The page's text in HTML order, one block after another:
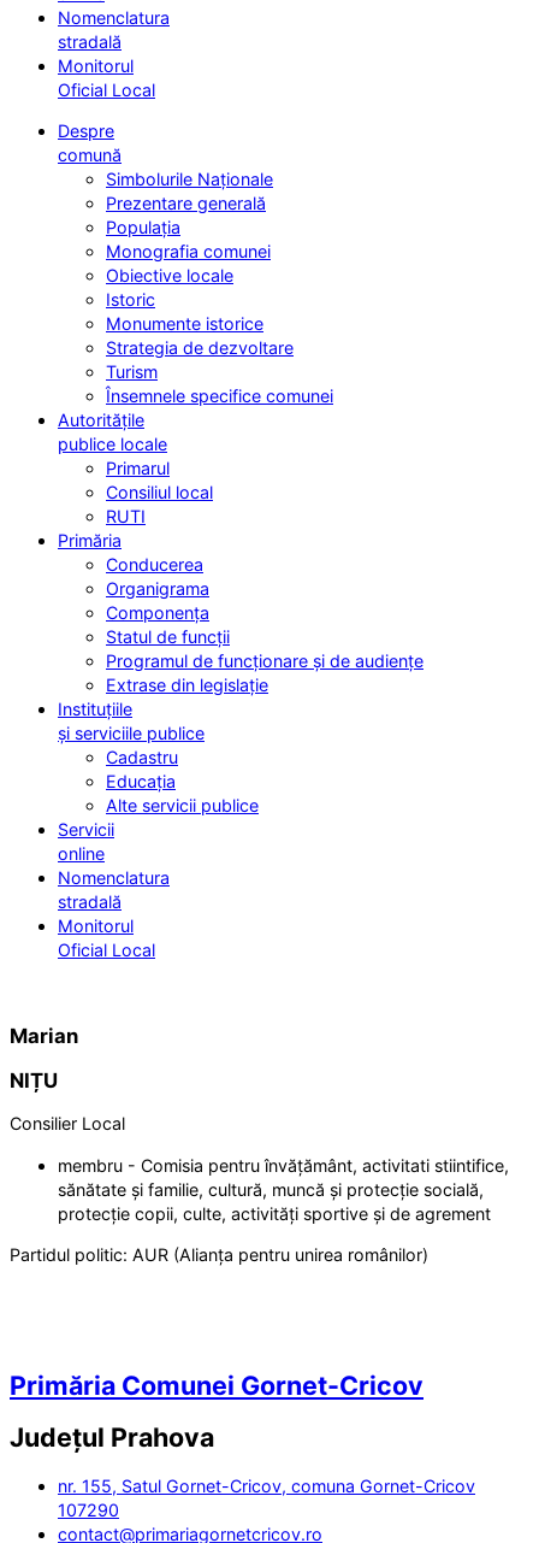
Nomenclatura
stradală
Monitorul
Oficial Local
Despre
comună
Simbolurile Naționale
Prezentare generală
Populația
Monografia comunei
Obiective locale
Istoric
Monumente istorice
Strategia de dezvoltare
Turism
Însemnele specifice comunei
Autoritățile
publice locale
Primarul
Consiliul local
RUTI
Primăria
Conducerea
Organigrama
Componența
Statul de funcții
Programul de funcționare și de audiențe
Extrase din legislație
Instituțiile
și serviciile publice
Cadastru
Educația
Alte servicii publice
Servicii
online
Nomenclatura
stradală
Monitorul
Oficial Local
Marian
NIȚU
Consilier Local
membru - Comisia pentru învățământ, activitati stiintifice,
sănătate și familie, cultură, muncă și protecție socială,
protecție copii, culte, activități sportive și de agrement
Partidul politic: AUR (Alianța pentru unirea românilor)
Primăria Comunei Gornet-Cricov
Județul Prahova
nr. 155, Satul Gornet-Cricov, comuna Gornet-Cricov
107290
contact@primariagornetcricov.ro